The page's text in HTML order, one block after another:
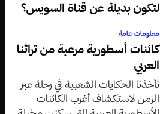
لتكون بديلة عن قناة السويس؟
معلومات عامة
كائنات أسطورية مرعبة من تراثنا
العربي
تأخذنا الحكايات الشعبية في رحلة عبر
الزمن لاستكشاف أغرب الكائنات